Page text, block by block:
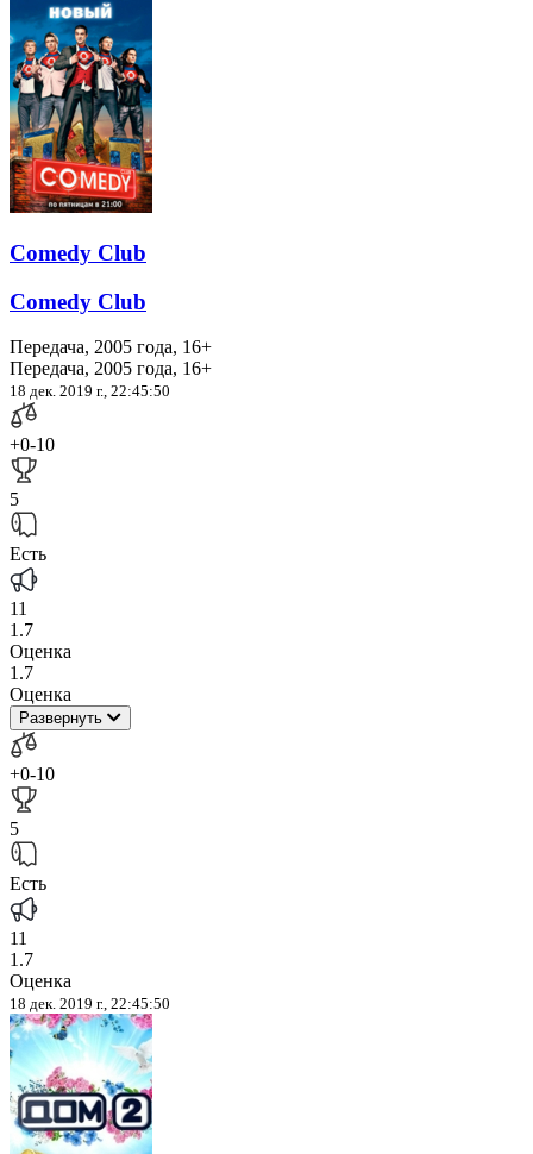
Comedy Club
Comedy Club
Передача, 2005 года, 16+
Передача, 2005 года, 16+
18 дек. 2019 г., 22:45:50
+0-10
5
Есть
11
1.7
Оценка
1.7
Оценка
Развернуть
+0-10
5
Есть
11
1.7
Оценка
18 дек. 2019 г., 22:45:50